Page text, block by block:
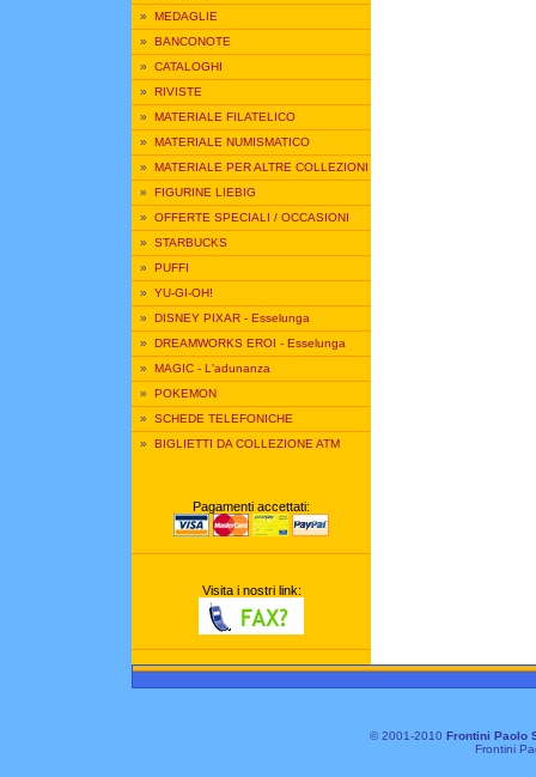
» MEDAGLIE
» BANCONOTE
» CATALOGHI
» RIVISTE
» MATERIALE FILATELICO
» MATERIALE NUMISMATICO
» MATERIALE PER ALTRE COLLEZIONI
» FIGURINE LIEBIG
» OFFERTE SPECIALI / OCCASIONI
» STARBUCKS
» PUFFI
» YU-GI-OH!
» DISNEY PIXAR - Esselunga
» DREAMWORKS EROI - Esselunga
» MAGIC - L'adunanza
» POKEMON
» SCHEDE TELEFONICHE
» BIGLIETTI DA COLLEZIONE ATM
Pagamenti accettati:
Visita i nostri link:
© 2001-2010 Frontini Paolo
Frontini